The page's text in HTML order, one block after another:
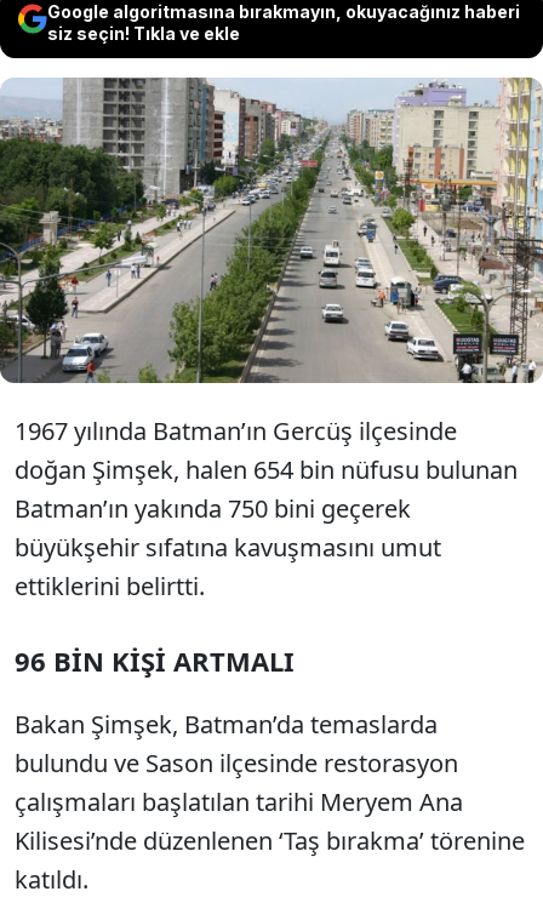
Google algoritmasına bırakmayın, okuyacağınız haberi
siz seçin! Tıkla ve ekle
Ekonomideki derin çöküşe rağmen çizdiği pembe
tablolarla sık sık gündem olan Hazine ve Maliye
Bakanı Mehmet Şimşek, memleketi Batman’ın
büyükşehir olmaya yakın olduğunu söyledi.
Batman ile birlikte 750 bin nüfusa yakın olan
Sivas, Tokat, Adıyaman ve Elazığ da büyükşehir
olmak için sırada bekliyor.
1967 yılında Batman’ın Gercüş ilçesinde
doğan Şimşek, halen 654 bin nüfusu bulunan
Batman’ın yakında 750 bini geçerek
büyükşehir sıfatına kavuşmasını umut
ettiklerini belirtti.
96 BİN KİŞİ ARTMALI
Bakan Şimşek, Batman’da temaslarda
bulundu ve Sason ilçesinde restorasyon
çalışmaları başlatılan tarihi Meryem Ana
Kilisesi’nde düzenlenen ‘Taş bırakma’ törenine
katıldı.